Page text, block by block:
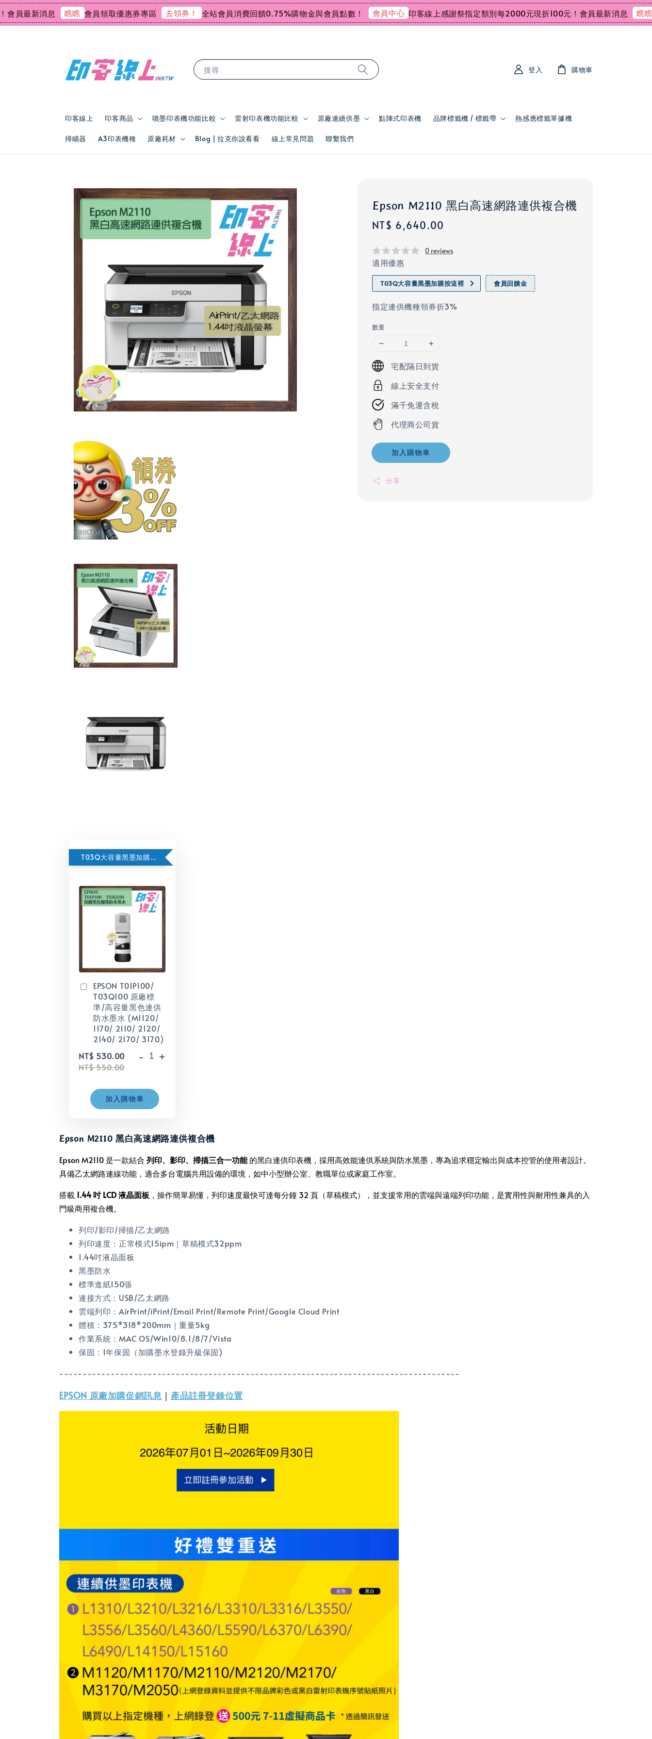
最新消息 瞧瞧 會員領取優惠券專區 去領券！ 全站會員消費回饋0.75%購物金與會員點數！ 會員中心 印客線上感謝祭指定類別每2000元現折100元！會員最新消息 瞧瞧 會
搜尋
印客線上 印客商品 噴墨印表機功能比較 雷射印表機功能比較 原廠連續供墨 點陣式印表機 品牌標籤機 / 標籤帶 熱感應標籤單據機
掃瞄器 A3印表機種 原廠耗材 Blog | 拉克你說看看 線上常見問題 聯繫我們
登入 購物車
Epson M2110 黑白高速網路連供複合機
Regular
NT$ 6,640.00
0 reviews
適用優惠
T03Q大容量黑墨加購按這裡 會員回饋金
指定連供機種領券折3%​
數量
宅配隔日到貨
線上安全支付
滿千免運含稅
代理商公司貨
加入購物車
分享
T03Q大容量黑墨加購按這裡
EPSON T01P100/
T03Q100 原廠標
準/高容量黑色連供
防水墨水 (M1120/
1170/ 2110/ 2120/
2140/ 2170/ 3170)
NT$ 530.00
NT$ 550.00
- +
加入購物車
Epson M2110 黑白高速網路連供複合機
Epson M2110 是一款結合 列印、影印、掃描三合一功能的黑白連供印表機，採用高效能連供系統與防水黑墨，專為追求穩定輸出與成本控管的使用者設計。
具備乙太網路連線功能，適合多台電腦共用設備的環境，如中小型辦公室、教職單位或家庭工作室。
搭載 1.44 吋 LCD 液晶面板 ，操作簡單易懂，列印速度最快可達每分鐘 32 頁（草稿模式），並支援常用的雲端與遠端列印功能，是實用性與耐用性兼具的入
門級商用複合機。
列印/影印/掃描/乙太網路
列印速度：正常模式15ipm｜草稿模式32ppm
1.44吋液晶面板
黑墨防水
標準進紙150張
連接方式：USB/乙太網路
雲端列印：AirPrint/iPrint/Email Print/Remote Print/Google Cloud Print
體積：375*318*200mm｜重量5kg
作業系統：MAC OS/Win10/8.1/8/7/Vista
保固：1年保固（加購墨水登錄升級保固)
--------------------------------------------------------------------------------------
EPSON 原廠加購促銷訊息 ｜ 產品註冊登錄位置